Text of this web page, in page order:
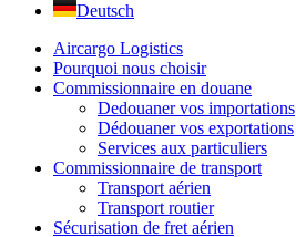
Deutsch
Aircargo Logistics
Pourquoi nous choisir
Commissionnaire en douane
Dedouaner vos importations
Dédouaner vos exportations
Services aux particuliers
Commissionnaire de transport
Transport aérien
Transport routier
Sécurisation de fret aérien